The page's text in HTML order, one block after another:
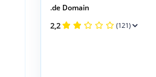
.de Domain
2,2 (121)